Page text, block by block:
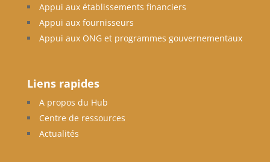
Appui aux établissements financiers
Appui aux fournisseurs
Appui aux ONG et programmes gouvernementaux
Liens rapides
A propos du Hub
Centre de ressources
Actualités